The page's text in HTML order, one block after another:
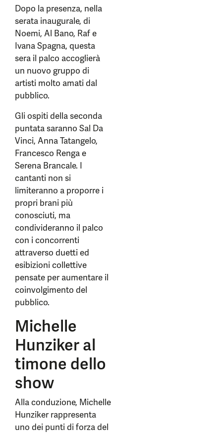
Dopo la presenza, nella
serata inaugurale, di
Noemi, Al Bano, Raf e
Ivana Spagna, questa
sera il palco accoglierà
un nuovo gruppo di
artisti molto amati dal
pubblico.
Gli ospiti della seconda
puntata saranno Sal Da
Vinci, Anna Tatangelo,
Francesco Renga e
Serena Brancale. I
cantanti non si
limiteranno a proporre i
propri brani più
conosciuti, ma
condivideranno il palco
con i concorrenti
attraverso duetti ed
esibizioni collettive
pensate per aumentare il
coinvolgimento del
pubblico.
Michelle
Hunziker al
timone dello
show
Alla conduzione, Michelle
Hunziker rappresenta
uno dei punti di forza del